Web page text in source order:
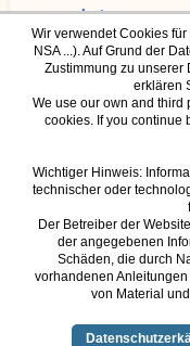
update
DMR Mode
IPSC2 Dashboard für
IPSC2 Dashboard für
(nur über Hamnet
D-Star Mode
dcs015(XLX015)
Wir verwendet Cookies
NSA ...). Auf Grund der
Zustimmung zu unserer
erklären
We use our own and third
cookies. If you continue
Wichtiger Hinweis:
technischer oder
Der Betreiber der
der angegebenen
Schäden, die durch
vorhandenen
von Material